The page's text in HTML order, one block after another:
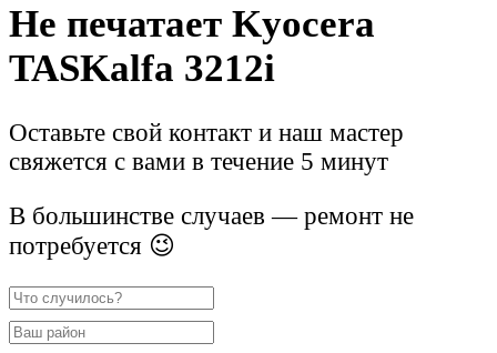
Не печатает Kyocera
TASKalfa 3212i
Оставьте свой контакт и наш мастер
свяжется с вами в течение 5 минут
В большинстве случаев — ремонт не
потребуется 😉